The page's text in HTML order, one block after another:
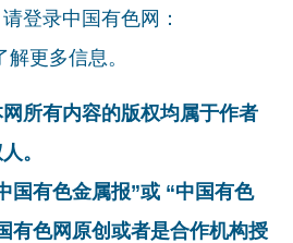
登录中国有色网：
解更多信息。
所有内容的版权均属于作者
。
国有色金属报”或 “中国有色
有色网原创或者是合作机构授